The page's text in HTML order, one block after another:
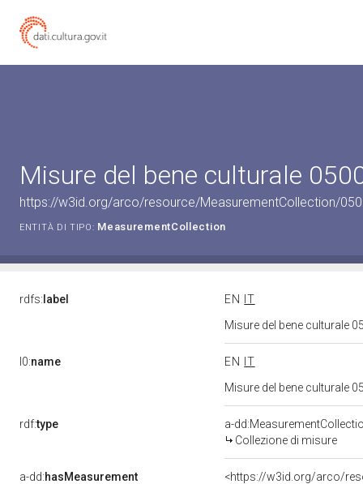
Misure del bene culturale
https://w3id.org/arco/resource/MeasurementCollection/
ENTITÀ DI TIPO: MeasurementCollection
rdfs: label EN
IT
Misure del bene culturale
l0:name EN
IT
Misure del bene culturale
rdf:type
a-
Collezione di misure
a-dd:hasMeasurement
<https://w3id.org/arco/